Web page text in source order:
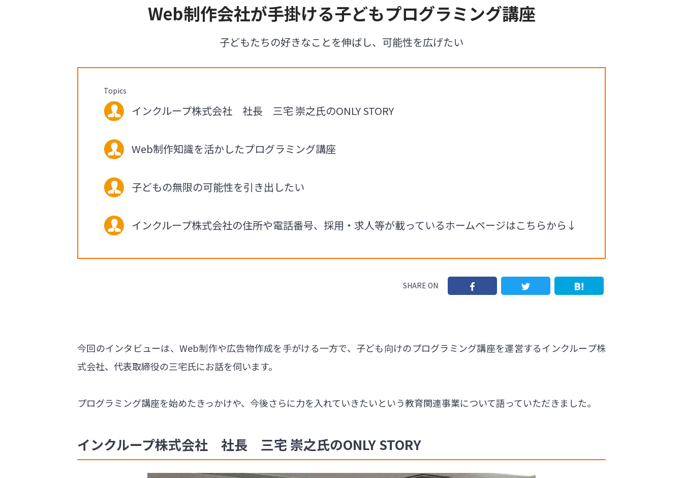
Web制作会社が手掛ける子どもプログラミング講座
子どもたちの好きなことを伸ばし、可能性を広げたい
Topics
インクループ株式会社 社長 三宅 崇之氏のONLY STORY
Web制作知識を活かしたプログラミング講座
子どもの無限の可能性を引き出したい
インクループ株式会社の住所や電話番号、採用・求人等が載っているホームページはこちらから↓
SHARE ON
今回のインタビューは、Web制作や広告物作成を手がける一方で、子ども向けのプログラミング講座を運営するインクループ株
式会社、代表取締役の三宅氏にお話を伺います。
プログラミング講座を始めたきっかけや、今後さらに力を入れていきたいという教育関連事業について語っていただきました。
インクループ株式会社 社長 三宅 崇之氏のONLY STORY